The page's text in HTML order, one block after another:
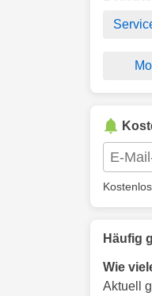
Häufig
Wie
Aktuell